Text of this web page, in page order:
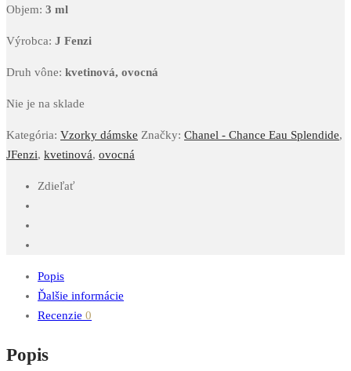
Objem: 3 ml
Výrobca: J Fenzi
Druh vône: kvetinová, ovocná
Nie je na sklade
Kategória: Vzorky dámske Značky: Chanel - Chance Eau Splendide,
JFenzi, kvetinová, ovocná
Zdieľať
Popis
Ďalšie informácie
Recenzie 0
Popis